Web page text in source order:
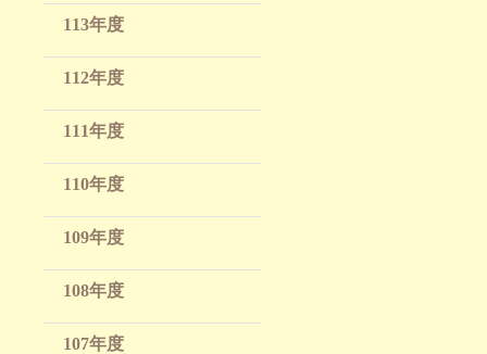
113年度
112年度
111年度
110年度
109年度
108年度
107年度